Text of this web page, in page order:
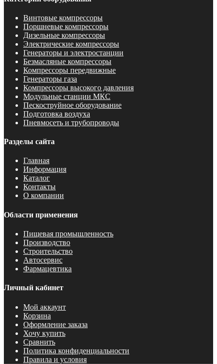
Винтовые компрессоры
Поршневые компрессоры
Дизельные компрессоры
Электрические компрессоры
Генераторы и электростанции
Безмасляные компрессоры
Компрессоры передвижные
Генераторы газа
Компрессоры высокого давления
Модульные станции МКС
Пескоструйное оборудование
Подготовка воздуха
Пневмосеть и трубопроводы
Разделы сайта
Главная
Информация
Каталог
Контакты
О компании
Области применения
Пищевая промышленность
Производство
Строительство
Автосервис
Фармацевтика
Личный кабинет
Мой аккаунт
Корзина
Оформление заказа
Хочу купить
Сравнить
Политика конфиденциальности
Правила и условия